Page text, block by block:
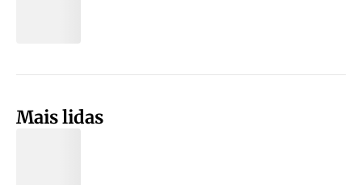
Mais lidas